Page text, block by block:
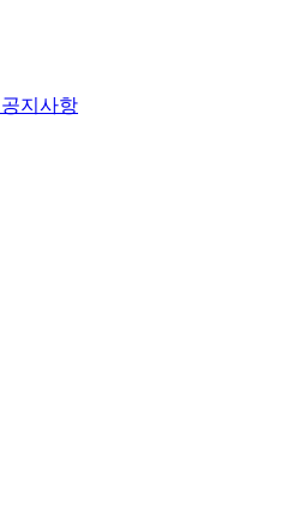
공지사항